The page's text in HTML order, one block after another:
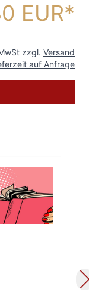
EUR
zzgl. Versand
auf Anfrage